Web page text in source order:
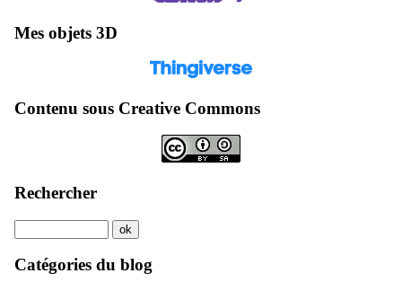
Mes objets 3D
Contenu sous Creative Commons
Rechercher
Catégories du blog